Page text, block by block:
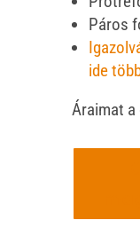
Páros
ide
Áraimat